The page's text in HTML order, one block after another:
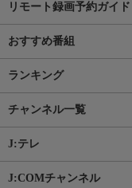
リモート録画予約ガイド
おすすめ番組
ランキング
チャンネル一覧
J:テレ
J:COMチャンネル